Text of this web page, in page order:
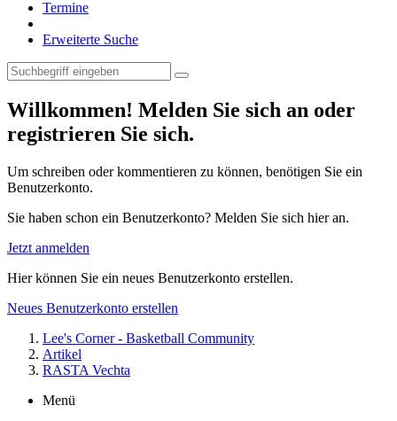
Termine
Erweiterte Suche
Willkommen! Melden Sie sich an oder
registrieren Sie sich.
Um schreiben oder kommentieren zu können, benötigen Sie ein
Benutzerkonto.
Sie haben schon ein Benutzerkonto? Melden Sie sich hier an.
Jetzt anmelden
Hier können Sie ein neues Benutzerkonto erstellen.
Neues Benutzerkonto erstellen
Lee's Corner - Basketball Community
Artikel
RASTA Vechta
Menü